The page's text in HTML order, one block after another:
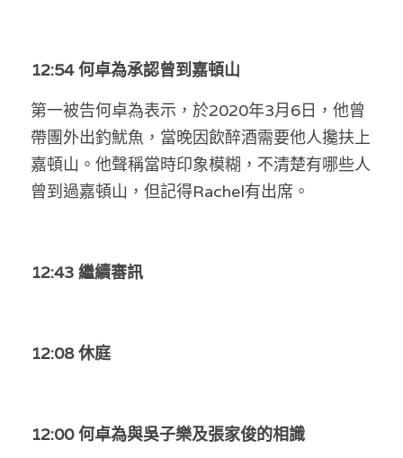
羅浚軒專欄
溫志倫專欄
張美雄專欄
香港科技專上書院｜專欄
12:54 何卓為承認曾到嘉頓山
第一被告何卓為表示，於2020年3月6日，他曾
帶團外出釣魷魚，當晚因飲醉酒需要他人攙扶上
嘉頓山。他聲稱當時印象模糊，不清楚有哪些人
曾到過嘉頓山，但記得Rachel有出席。
12:43 繼續審訊
12:08 休庭
12:00 何卓為與吳子樂及張家俊的相識